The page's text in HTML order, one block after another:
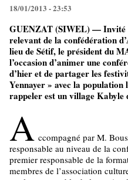
18/01/2013 - 23:53
GUENZAT (SIWEL) — Invité
relevant de la confédération
lieu de Sétif, le président du
l’occasion d’animer une
d’hier et de partager les
Yennayer » avec la
rappeler est un village Kabyle
A ccompagné par M.
responsable au niveau de la
premier responsable de la
membres de l’association